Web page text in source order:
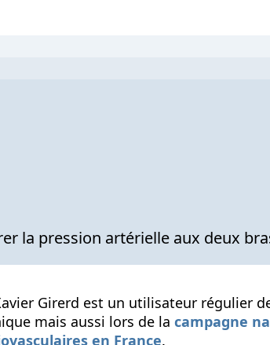
la pression artérielle aux deux
Girerd est un utilisateur régulier
mais aussi lors de lacampagne
en France.